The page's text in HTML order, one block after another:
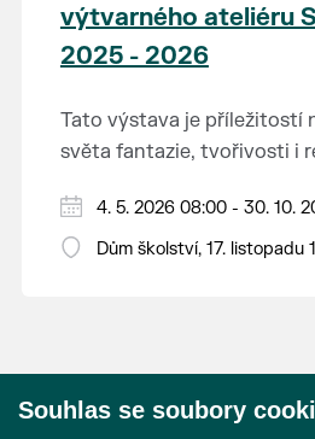
výtvarného ateliéru
2025 - 2026
Tato výstava je příležitostí
světa fantazie, tvořivosti i
vlastní příběh... o radosti,
světa kolem.
Děkujeme mladým
nápaditost, nadšení,
4. 5. 2026 08:00 - 30. 10.
Dům školství, 17. listopadu
Souhlas se soubory